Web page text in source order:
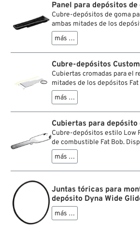
Panel para depósitos de
Cubre-depósitos de goma para el resquicio entre
ambas mitades de los
más …
Cubre-depósitos
Cubiertas cromadas para el
mitades de los depósitos Fat
más …
Cubiertas para
Cubre-depósitos estilo Low
de combustible Fat Bob.
para salpicaderos e
abertura para aplicaciones
más …
Juntas tóricas para
depósito Dyna Wide
más …